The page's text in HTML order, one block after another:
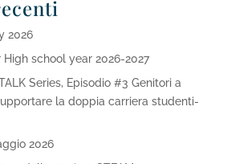
2026
school year 2026-2027
Series, Episodio #3 Genitori a
la doppia carriera studenti-
2026